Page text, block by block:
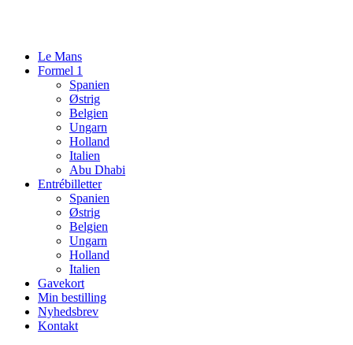
Le Mans
Formel 1
Spanien
Østrig
Belgien
Ungarn
Holland
Italien
Abu Dhabi
Entrébilletter
Spanien
Østrig
Belgien
Ungarn
Holland
Italien
Gavekort
Min bestilling
Nyhedsbrev
Kontakt